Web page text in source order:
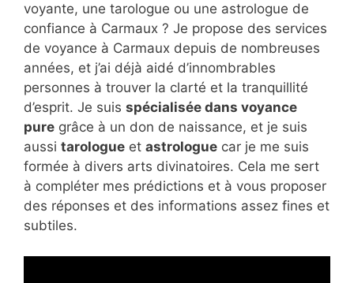
voyante, une tarologue ou une astrologue de
confiance à Carmaux ? Je propose des services
de voyance à Carmaux depuis de nombreuses
années, et j’ai déjà aidé d’innombrables
personnes à trouver la clarté et la tranquillité
d’esprit. Je suis spécialisée dans voyance
pure grâce à un don de naissance, et je suis
aussi tarologue et astrologue car je me suis
formée à divers arts divinatoires. Cela me sert
à compléter mes prédictions et à vous proposer
des réponses et des informations assez fines et
subtiles.